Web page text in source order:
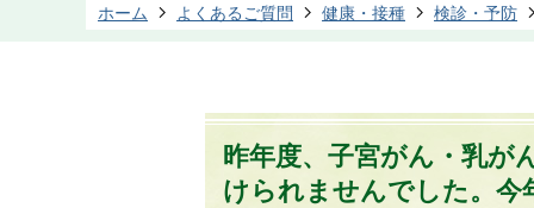
ホーム
よくあるご質問 健康・接種 検診・予防
昨年度、子宮がん・乳が
けられませんでした。今